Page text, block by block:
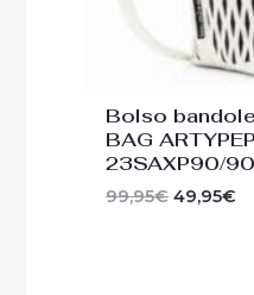
Bolso
BAG
23SAXP90/
99,95€ 49,95€